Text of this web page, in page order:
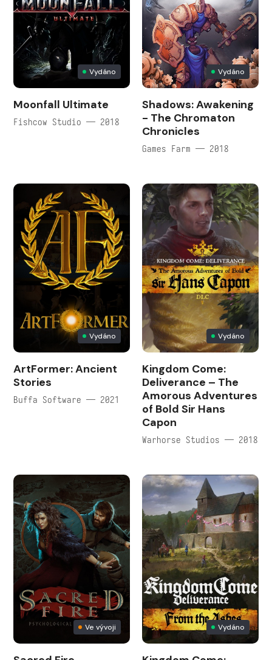
Vydáno
Moonfall Ultimate
Fishcow Studio — 2018
Vydáno
Shadows: Awakening
- The Chromaton
Chronicles
Games Farm — 2018
Vydáno
ArtFormer: Ancient
Stories
Buffa Software — 2021
Vydáno
Kingdom Come:
Deliverance – The
Amorous Adventures
of Bold Sir Hans
Capon
Warhorse Studios — 2018
Ve vývoji Vydáno